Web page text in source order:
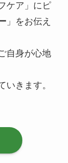
ケア」にピ
」をお伝え
自身が心地
きます。